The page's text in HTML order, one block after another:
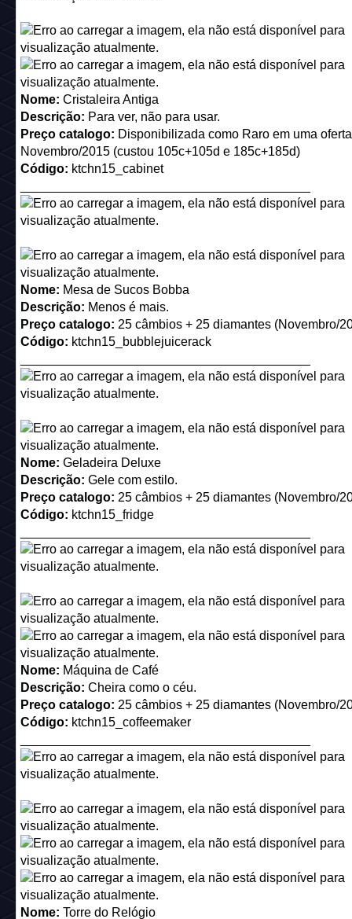
2.Comprando Selo do Curador com 50 Esmeraldas na
Colecionáveis do Habbo (
https://collectibles.habbo.com/
Você deve acessar a Aba Tokens > Curator Stamps para